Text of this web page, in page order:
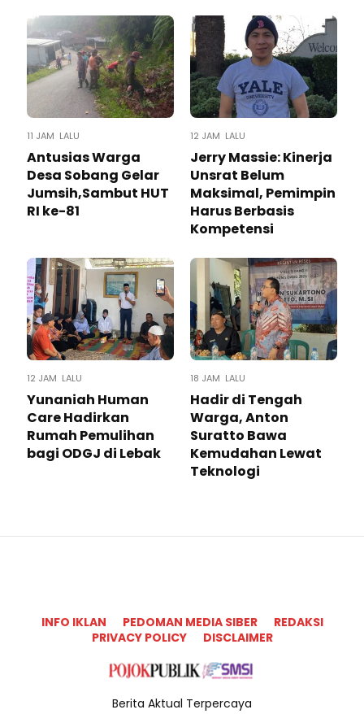
11 JAM LALU
Antusias Warga
Desa Sobang Gelar
Jumsih,Sambut HUT
RI ke-81
12 JAM LALU
Jerry Massie: Kinerja
Unsrat Belum
Maksimal, Pemimpin
Harus Berbasis
Kompetensi
12 JAM LALU
Yunaniah Human
Care Hadirkan
Rumah Pemulihan
bagi ODGJ di Lebak
18 JAM LALU
Hadir di Tengah
Warga, Anton
Suratto Bawa
Kemudahan Lewat
Teknologi ​
INFO IKLAN PEDOMAN MEDIA SIBER
REDAKSI
PRIVACY POLICY
DISCLAIMER
Berita Aktual Terpercaya